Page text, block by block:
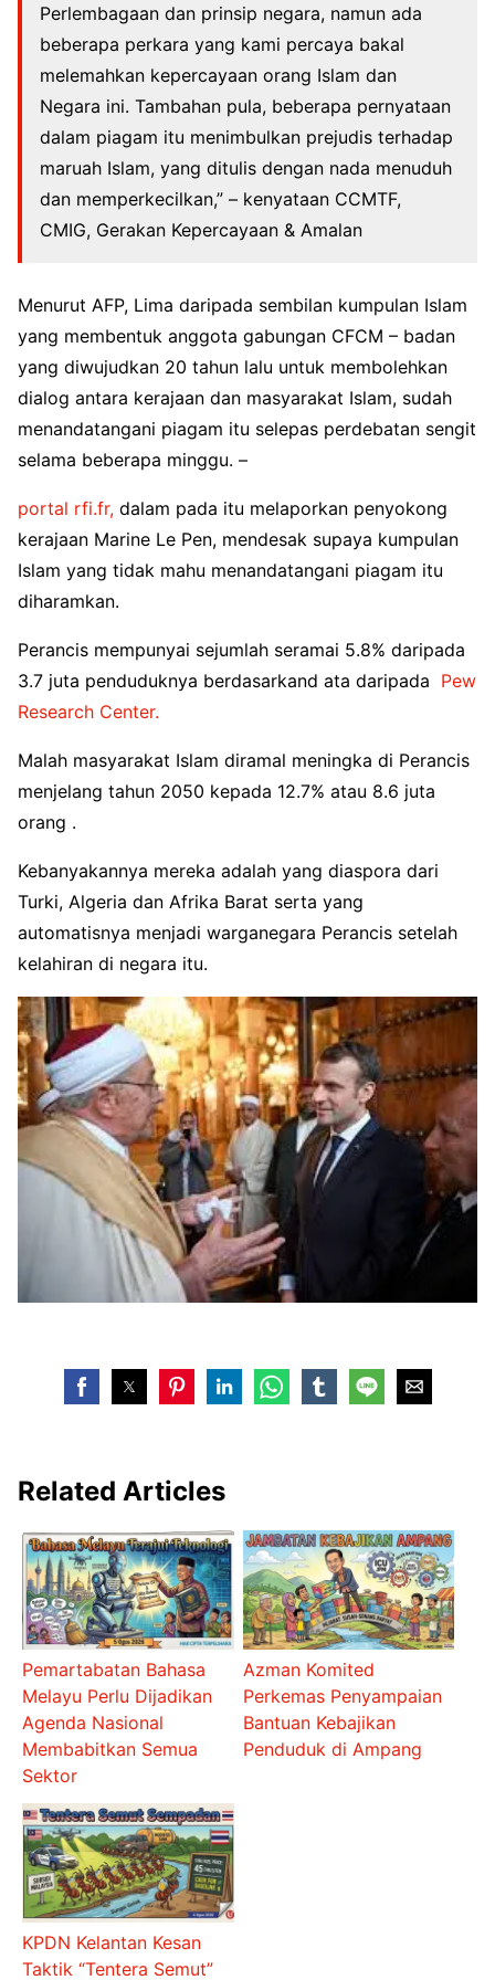
Perlembagaan dan prinsip negara, namun ada
beberapa perkara yang kami percaya bakal
melemahkan kepercayaan orang Islam dan
Negara ini. Tambahan pula, beberapa pernyataan
dalam piagam itu menimbulkan prejudis terhadap
maruah Islam, yang ditulis dengan nada menuduh
dan memperkecilkan,” – kenyataan CCMTF,
CMIG, Gerakan Kepercayaan & Amalan
Menurut AFP, Lima daripada sembilan kumpulan Islam
yang membentuk anggota gabungan CFCM – badan
yang diwujudkan 20 tahun lalu untuk membolehkan
dialog antara kerajaan dan masyarakat Islam, sudah
menandatangani piagam itu selepas perdebatan sengit
selama beberapa minggu. –
portal rfi.fr, dalam pada itu melaporkan penyokong
kerajaan Marine Le Pen, mendesak supaya kumpulan
Islam yang tidak mahu menandatangani piagam itu
diharamkan.
Perancis mempunyai sejumlah seramai 5.8% daripada
3.7 juta penduduknya berdasarkand ata daripada Pew
Research Center.
Malah masyarakat Islam diramal meningka di Perancis
menjelang tahun 2050 kepada 12.7% atau 8.6 juta
orang .
Kebanyakannya mereka adalah yang diaspora dari
Turki, Algeria dan Afrika Barat serta yang
automatisnya menjadi warganegara Perancis setelah
kelahiran di negara itu.
Related Articles
Pemartabatan Bahasa
Melayu Perlu Dijadikan
Agenda Nasional
Membabitkan Semua
Sektor
Azman Komited
Perkemas Penyampaian
Bantuan Kebajikan
Penduduk di Ampang
KPDN Kelantan Kesan
Taktik “Tentera Semut”